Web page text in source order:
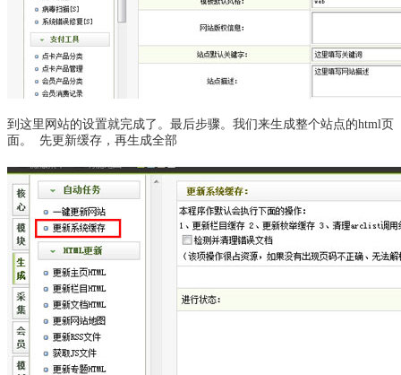
到这里网站的设置就完成了。最后步骤。我们来生成整个站点的html页
面。 先更新缓存，再生成全部